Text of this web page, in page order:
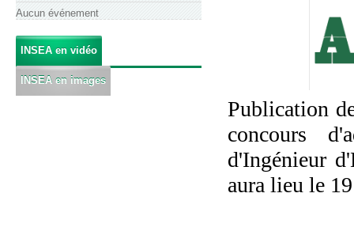
Aucun événement
INSEA en vidéo
INSEA en images
Publication
concours
d'Ingénieur
aura lieu le